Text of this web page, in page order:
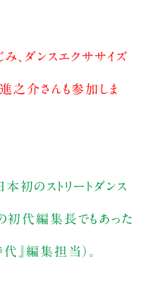
み、ダンスエクササイズ
進之介さんも参加しま
初のストリートダンス
の初代編集長でもあった
』編集担当）。